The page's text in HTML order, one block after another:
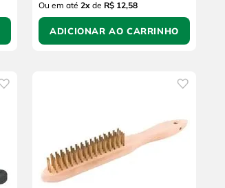
Ou em até 2x de R$ 12,58
ADICIONAR AO CARRINHO